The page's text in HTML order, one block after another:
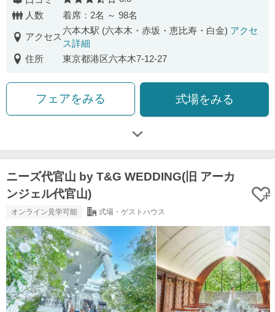
口コミ評価
人数
着席：2名 ～ 98名
アクセス
六本木駅 (六本木・赤坂・恵比寿・白金) アクセ
ス詳細
住所
東京都港区六本木7-12-27
フェアをみる 式場をみる
ニーズ代官山 by T&G WEDDING(旧 アーカ
ンジェル代官山)
オンライン見学可能 式場・ゲストハウス